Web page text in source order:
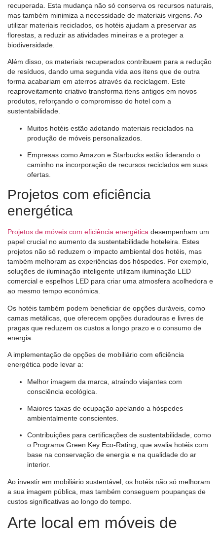
recuperada. Esta mudança não só conserva os recursos naturais,
mas também minimiza a necessidade de materiais virgens. Ao
utilizar materiais reciclados, os hotéis ajudam a preservar as
florestas, a reduzir as atividades mineiras e a proteger a
biodiversidade.
Além disso, os materiais recuperados contribuem para a redução
de resíduos, dando uma segunda vida aos itens que de outra
forma acabariam em aterros através da reciclagem. Este
reaproveitamento criativo transforma itens antigos em novos
produtos, reforçando o compromisso do hotel com a
sustentabilidade.
Muitos hotéis estão adotando materiais reciclados na
produção de móveis personalizados.
Empresas como Amazon e Starbucks estão liderando o
caminho na incorporação de recursos reciclados em suas
ofertas.
Projetos com eficiência
energética
Projetos de móveis com eficiência energética desempenham um
papel crucial no aumento da sustentabilidade hoteleira. Estes
projetos não só reduzem o impacto ambiental dos hotéis, mas
também melhoram as experiências dos hóspedes. Por exemplo,
soluções de iluminação inteligente utilizam iluminação LED
comercial e espelhos LED para criar uma atmosfera acolhedora e
ao mesmo tempo económica.
Os hotéis também podem beneficiar de opções duráveis, como
camas metálicas, que oferecem opções duradouras e livres de
pragas que reduzem os custos a longo prazo e o consumo de
energia.
A implementação de opções de mobiliário com eficiência
energética pode levar a:
Melhor imagem da marca, atraindo viajantes com
consciência ecológica.
Maiores taxas de ocupação apelando a hóspedes
ambientalmente conscientes.
Contribuições para certificações de sustentabilidade, como
o Programa Green Key Eco-Rating, que avalia hotéis com
base na conservação de energia e na qualidade do ar
interior.
Ao investir em mobiliário sustentável, os hotéis não só melhoram
a sua imagem pública, mas também conseguem poupanças de
custos significativas ao longo do tempo.
Arte local em móveis de